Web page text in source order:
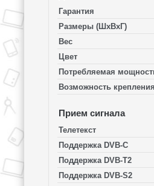
Гарантия
Размеры (ШхВхГ)
Вес
Цвет
Потребляемая
Возможность
Прием сигнала
Телетекст
Поддержка DVB-C
Поддержка DVB-T2
Поддержка DVB-S2